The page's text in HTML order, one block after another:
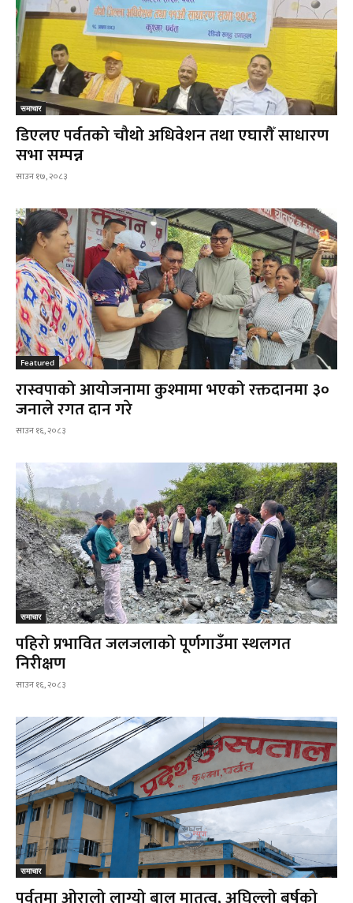
समाचार
डिएलए पर्वतको चौथो अधिवेशन तथा एघारौँ साधारण
सभा सम्पन्न
साउन १७, २०८३
Featured
रास्वपाको आयोजनामा कुश्मामा भएको रक्तदानमा ३०
जनाले रगत दान गरे
साउन १६, २०८३
समाचार
पहिरो प्रभावित जलजलाको पूर्णगाउँमा स्थलगत
निरीक्षण
साउन १६, २०८३
समाचार